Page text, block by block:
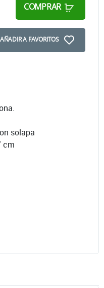
COMPRAR
AÑADIR A FAVORITOS
solapa
cm